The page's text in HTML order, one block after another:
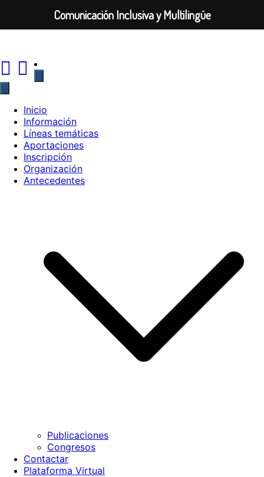
contenido
Inicio
Información
Líneas temáticas
Aportaciones
Inscripción
Organización
Antecedentes
Publicaciones
Congresos
Contactar
Plataforma Virtual
Comunicación Inclusiva y Multilingüe